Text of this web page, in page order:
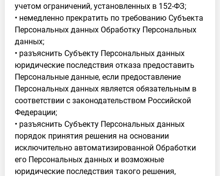
учетом ограничений, установленных в 152-ФЗ;
• немедленно прекратить по требованию Субъекта
Персональных данных Обработку Персональных
данных;
• разъяснить Субъекту Персональных данных
юридические последствия отказа предоставить
Персональные данные, если предоставление
Персональных данных является обязательным в
соответствии с законодательством Российской
Федерации;
• разъяснить Субъекту Персональных данных
порядок принятия решения на основании
исключительно автоматизированной Обработки
его Персональных данных и возможные
юридические последствия такого решения,